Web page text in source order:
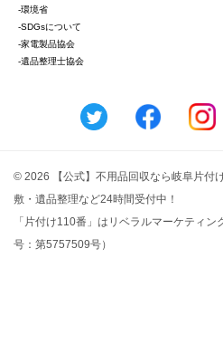
-環境省
-SDGsについて
-家電製品協会
-遺品整理士協会
© 2026 【公式】不用品回収なら岐阜片付
敷・遺品整理など24時間受付中！
「片付け110番」はリベラルマーケティ
号：第5757509号）